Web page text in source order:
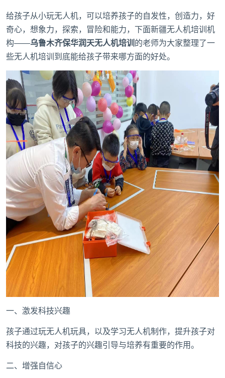
给孩子从小玩无人机，可以培养孩子的自发性，创造力，好
奇心，想象力，探索，冒险和能力，下面新疆无人机培训机
构——乌鲁木齐保华润天无人机培训 的老师为大家整理了一
些无人机培训到底能给孩子带来哪方面的好处。
一、激发科技兴趣
孩子通过玩无人机玩具，以及学习无人机制作，提升孩子对
科技的兴趣，对孩子的兴趣引导与培养有重要的作用。
二、增强自信心